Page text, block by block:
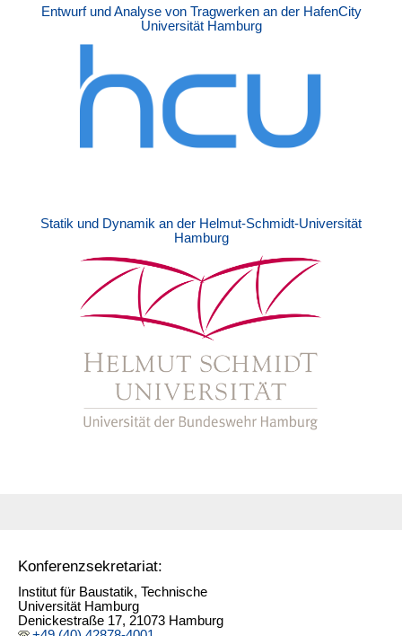
Entwurf und Analyse von Tragwerken an der HafenCity
Universität Hamburg
Statik und Dynamik an der Helmut-Schmidt-Universität
Hamburg
Konferenzsekretariat:
Institut für Baustatik, Technische
Universität Hamburg
Denickestraße 17, 21073 Hamburg